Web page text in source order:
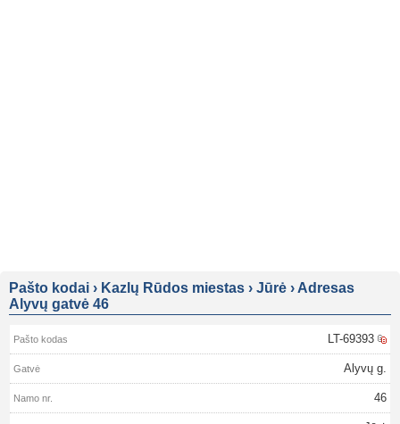
Pašto kodai › Kazlų Rūdos miestas › Jūrė › Adresas
Alyvų gatvė 46
LT-69393
Alyvų g.
46